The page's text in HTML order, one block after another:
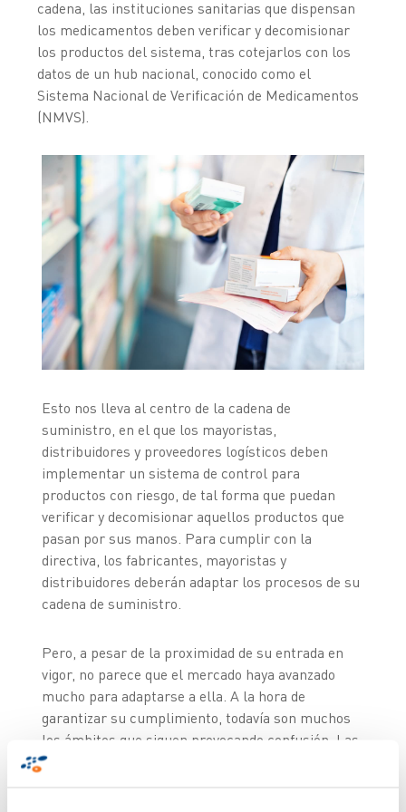
cadena, las instituciones sanitarias que dispensan
los medicamentos deben verificar y decomisionar
los productos del sistema, tras cotejarlos con los
datos de un hub nacional, conocido como el
Sistema Nacional de Verificación de Medicamentos
(NMVS).
Esto nos lleva al centro de la cadena de
suministro, en el que los mayoristas,
distribuidores y proveedores logísticos deben
implementar un sistema de control para
productos con riesgo, de tal forma que puedan
verificar y decomisionar aquellos productos que
pasan por sus manos. Para cumplir con la
directiva, los fabricantes, mayoristas y
distribuidores deberán adaptar los procesos de su
cadena de suministro.
Pero, a pesar de la proximidad de su entrada en
vigor, no parece que el mercado haya avanzado
mucho para adaptarse a ella. A la hora de
garantizar su cumplimiento, todavía son muchos
los ámbitos que siguen provocando confusión. Las
empresas no pueden permitirse que ello dificulte